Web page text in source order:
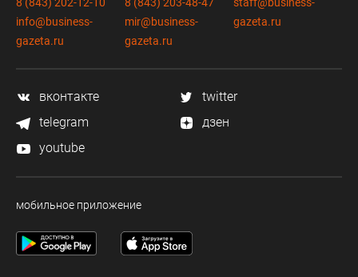
info@business-
gazeta.ru
mir@business-
gazeta.ru
gazeta.ru
вконтакте
twitter
telegram
дзен
youtube
мобильное приложение